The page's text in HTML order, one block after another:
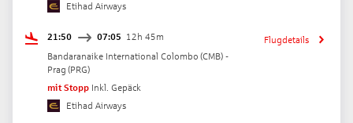
Etihad Airways
21:50 07:05 12h 45m
Bandaranaike International Colombo (CMB) -
Prag (PRG)
mit Stopp Inkl. Gepäck
Etihad Airways
Flugdetails